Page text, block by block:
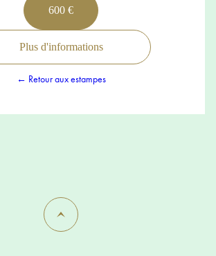
600 €
Plus d'informations
← Retour aux estampes